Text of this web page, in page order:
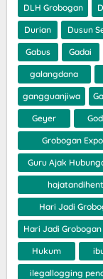
DLH Grobogan
Durian Dusun
Gabus Gadai
galangdana
gangguanjiwa
Geyer
Grobogan
Guru Ajak
Hari Jadi
Hari Jadi Grobogan
Hukum
ilegallogging